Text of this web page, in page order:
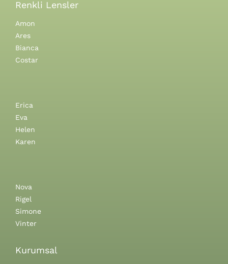
Renkli Lensler
Amon
Ares
Bianca
Costar
Erica
Eva
Helen
Karen
Nova
Rigel
Simone
Vinter
Kurumsal